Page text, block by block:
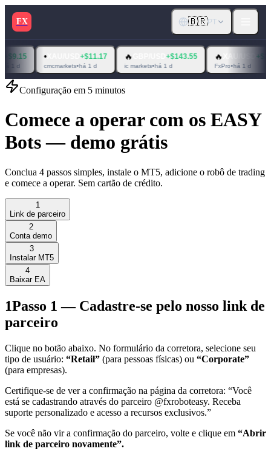
FX 🇧🇷PT
•XAU/USD
cmcmarkets•há 1 d
🔥GBP/USD
ic markets há 1 d
🔥XAU/USD
há 1 d
Configuração em 5 minutos
Comece a operar com os EASY
Bots — demo grátis
Conclua 4 passos simples, instale o MT5, adicione o robô de trading
e comece a operar. Sem cartão de crédito.
1
Link de parceiro
2
Conta demo
3
Instalar MT5
4
Baixar EA
1Passo 1 — Cadastre-se pelo nosso link de
parceiro
Clique no botão abaixo. No formulário da corretora, selecione seu
tipo de usuário: “Retail” (para pessoas físicas) ou “Corporate”
(para empresas).
Certifique-se de ver a confirmação na página da corretora: “Você
está se cadastrando através do parceiro @fxroboteasy. Receba
suporte personalizado e acesso a recursos exclusivos.”
Se você não vir a confirmação do parceiro, volte e clique em “Abrir
link de parceiro novamente”.